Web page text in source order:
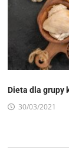
Dieta dla grupy
30/03/2021